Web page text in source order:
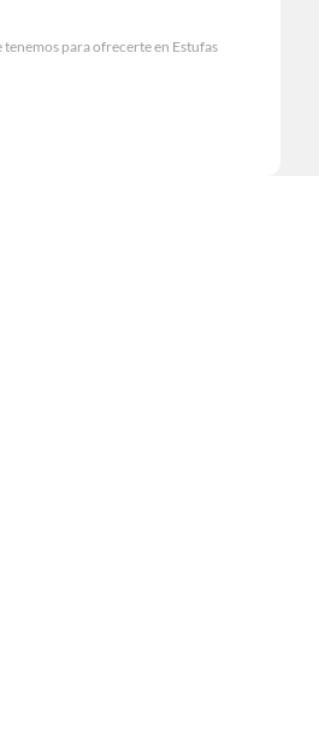
para ofrecerte en Estufas
para ofrecerte!